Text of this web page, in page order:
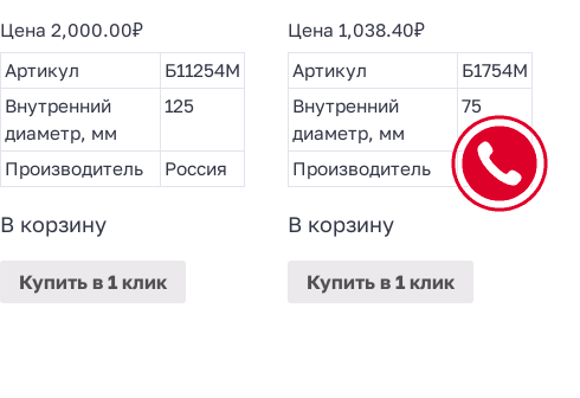
Цена 2,000.00₽
Артикул
Б11254М
Внутренний
диаметр, мм
125
Производитель Россия
В корзину
Купитьв 1 клик
Цена 1,038.40₽
Артикул
Б1754М
Внутренний
диаметр, мм
75
Производитель Россия
В корзину
Купить в 1 клик